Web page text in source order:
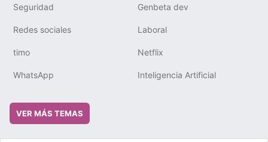
Seguridad Genbeta dev
Redes sociales Laboral
timo Netflix
WhatsApp Inteligencia Artificial
VER MÁS TEMAS